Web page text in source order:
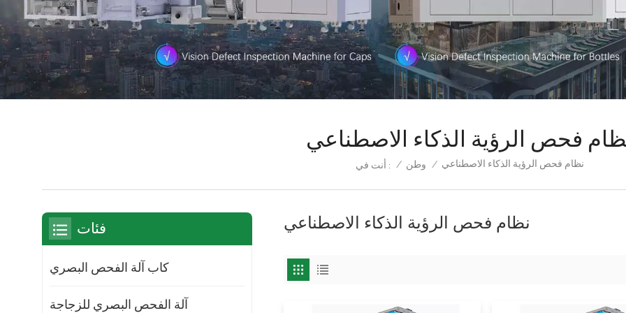
فحص الرؤية الذكاء الاصطناعي
أنت في : / وطن / نظام فحص الرؤية الذكاء الاصطناعي
نظام فحص الرؤية الذكاء الاصطناعي فئات
كاب آلة الفحص البصري
آلة الفحص البصري للزجاجة